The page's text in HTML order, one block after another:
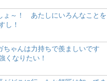
ょ～！ あたしにいろんなことを
し！
ちゃんは力持ちで羨ましいです
くなりたい！